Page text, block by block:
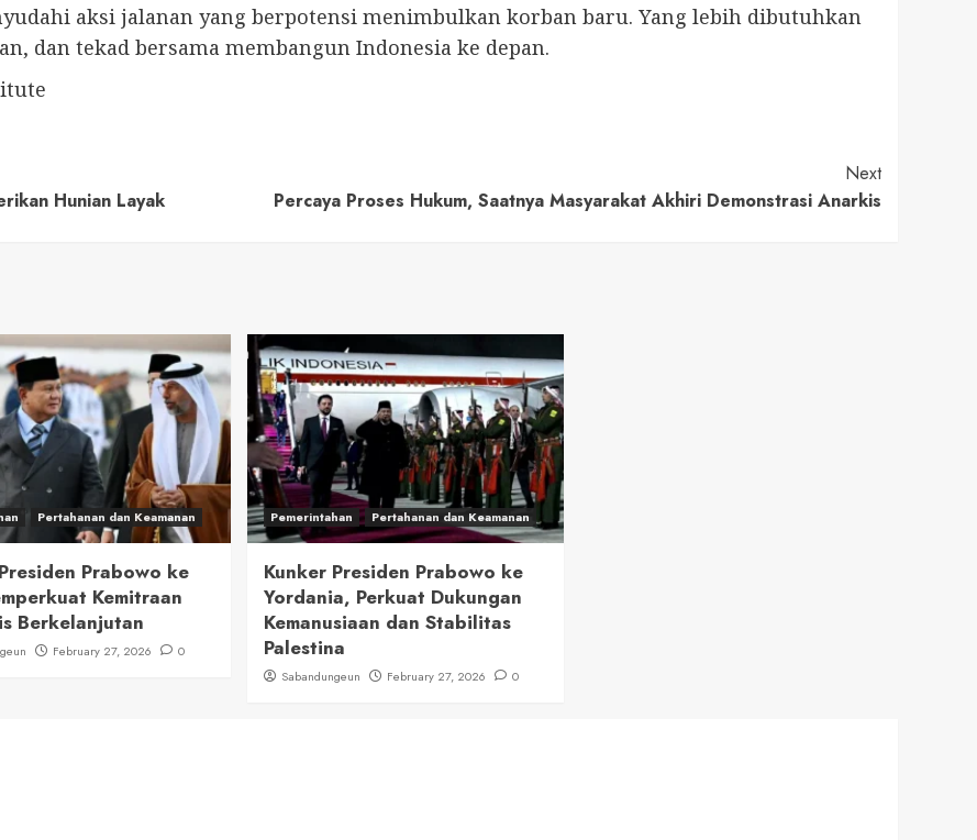
aksi jalanan yang berpotensi menimbulkan korban baru. Yang lebih dibutuhkan
dan tekad bersama membangun Indonesia ke depan.
Hunian Layak
Next
Percaya Proses Hukum, Saatnya Masyarakat Akhiri Demonstrasi Anarkis
Pertahanan dan Keamanan
Prabowo ke
Kemitraan
Berkelanjutan
February 27, 2026 0
Pemerintahan Pertahanan dan Keamanan
Kunker Presiden Prabowo ke
Yordania, Perkuat Dukungan
Kemanusiaan dan Stabilitas
Palestina
Sabandungeun February 27, 2026 0